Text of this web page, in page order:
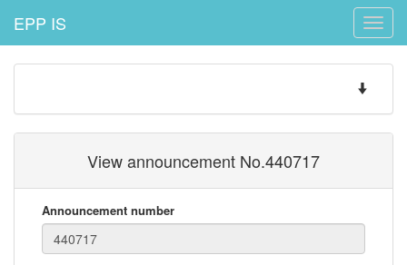
Toggle
EPP IS
Toggle
View announcement No.440717
Announcement number